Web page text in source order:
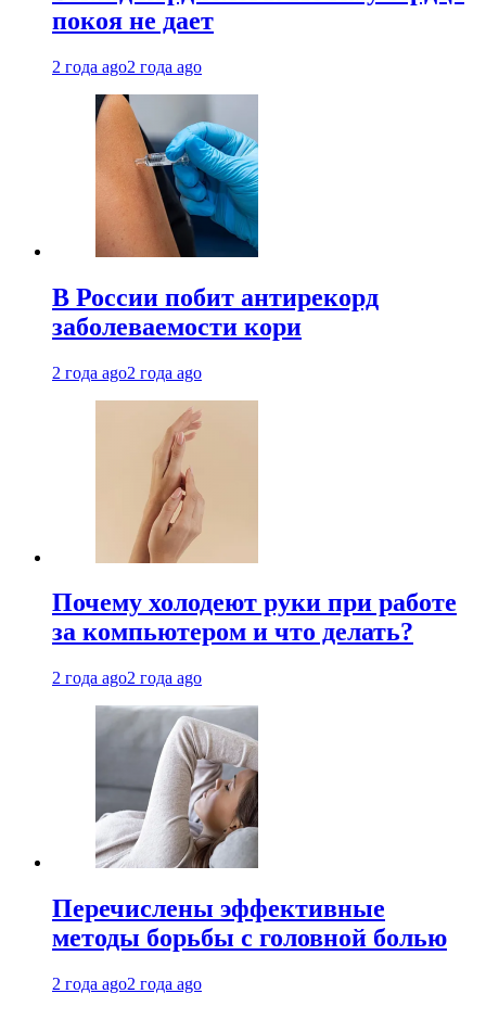
покоя не дает
2 года ago2 года ago
В России побит антирекорд
заболеваемости кори
2 года ago2 года ago
Почему холодеют руки при работе
за компьютером и что делать?
2 года ago2 года ago
Перечислены эффективные
методы борьбы с головной болью
2 года ago2 года ago